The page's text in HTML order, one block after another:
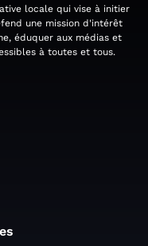
locale qui vise à initier
une mission d'intérêt
éduquer aux médias et
à toutes et tous.